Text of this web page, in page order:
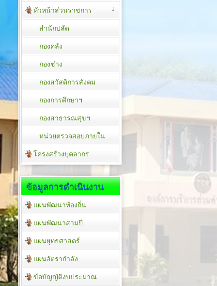
หัวหน้าส่วนราชการ
สำนักปลัด
กองคลัง
กองช่าง
กองสวัสดิการสังคม
กองการศึกษาฯ
กองสาธารณสุขฯ
หน่วยตรวจสอบภายใน
โครงสร้างบุคลากร
ข้อมูลการดำเนินงาน
แผนพัฒนาท้องถิ่น
แผนพัฒนาสามปี
แผนยุทธศาสตร์
แผนอัตรากำลัง
ข้อบัญญัติงบประมาณ